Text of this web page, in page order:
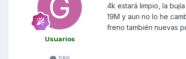
Usuarios
4k estará limpio, la
19M y aun no lo he
freno también nuevas